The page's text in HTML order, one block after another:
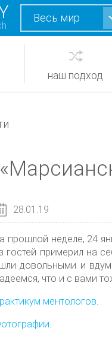
Весь мир
наш подход
28.01.19
прошлой неделе, 24
гостей примерил на
довольными и
что и с вами
ментологов.
.